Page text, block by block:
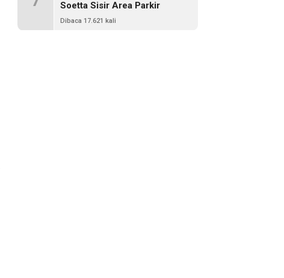
Soetta Sisir Area Parkir
Dibaca 17.621 kali